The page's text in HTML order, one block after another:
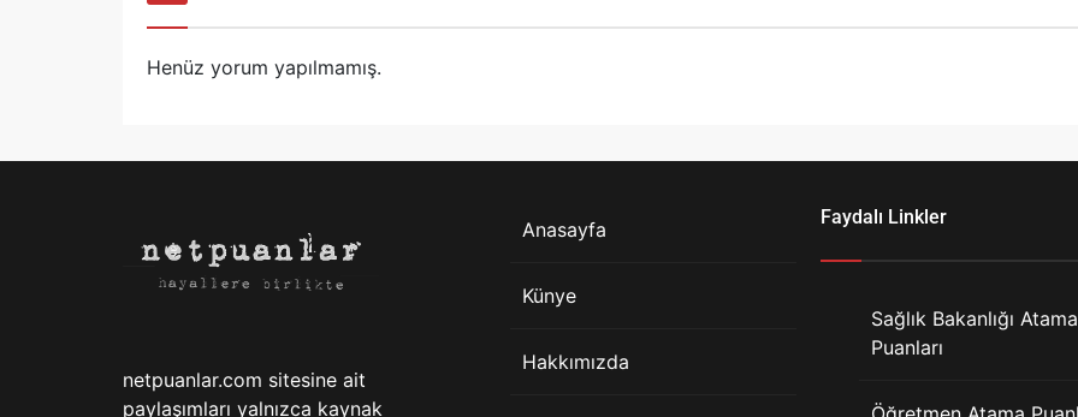
Henüz yorum yapılmamış.
netpuanlar.com sitesine ait
paylaşımları yalnızca kaynak
Anasayfa
Künye
Hakkımızda
Faydalı Linkler
Sağlık Bakanlığı Atama
Puanları